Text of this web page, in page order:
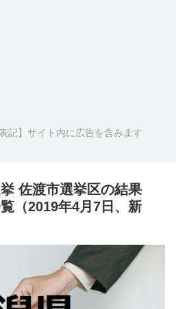
記】サイト内に広告を含みます
佐渡市選挙区の結果
（2019年4月7日、新